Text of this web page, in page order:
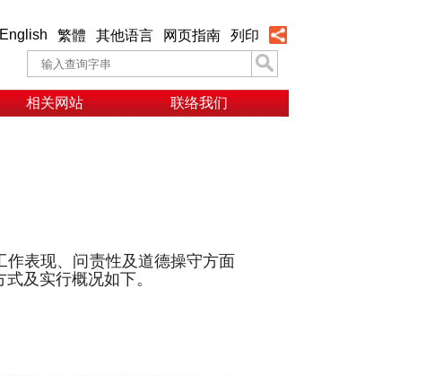
English 繁體 其他语言 网页指南 列印
相关网站 联络我们